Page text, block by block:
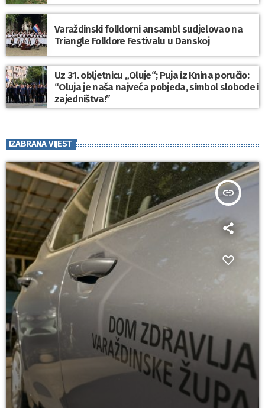
Varaždinski folklorni ansambl sudjelovao na
Triangle Folklore Festivalu u Danskoj
Uz 31. obljetnicu „Oluje“; Puja iz Knina poručio:
“Oluja je naša najveća pobjeda, simbol slobode i
zajedništva!”
IZABRANA VIJEST
insert_link